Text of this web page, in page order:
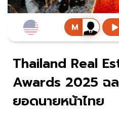
Thailand Real
Awards 2025 ฉ
ยอดนายหน้าไทย